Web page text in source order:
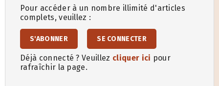
Pour accéder à un nombre illimité d'articles
complets, veuillez :
S'ABONNER SE CONNECTER
Déjà connecté ? Veuillez cliquer ici pour
rafraîchir la page.